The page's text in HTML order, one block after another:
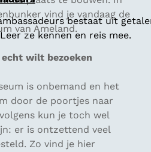
bestaat uit
ze kennen en reis mee.
vind je vandaag de
van Ameland.
wilt bezoeken
is onbemand en het
door de poortjes naar
kun je toch wel
er is ontzettend veel
Zo vind je hier